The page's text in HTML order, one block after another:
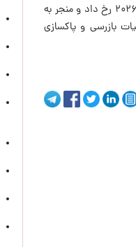
اما «سعد معن» رئیس مرکز اطلاع‌رسانی امنیتی فرماندهی عملیات مشترک تاکید کرد: پس از حادثه‌ای که پنجم مارس ۲۰۲۶ رخ داد و منجر به
۲ تن دیگر از آنها شد، در عملیات بازرسی و پاکسازی